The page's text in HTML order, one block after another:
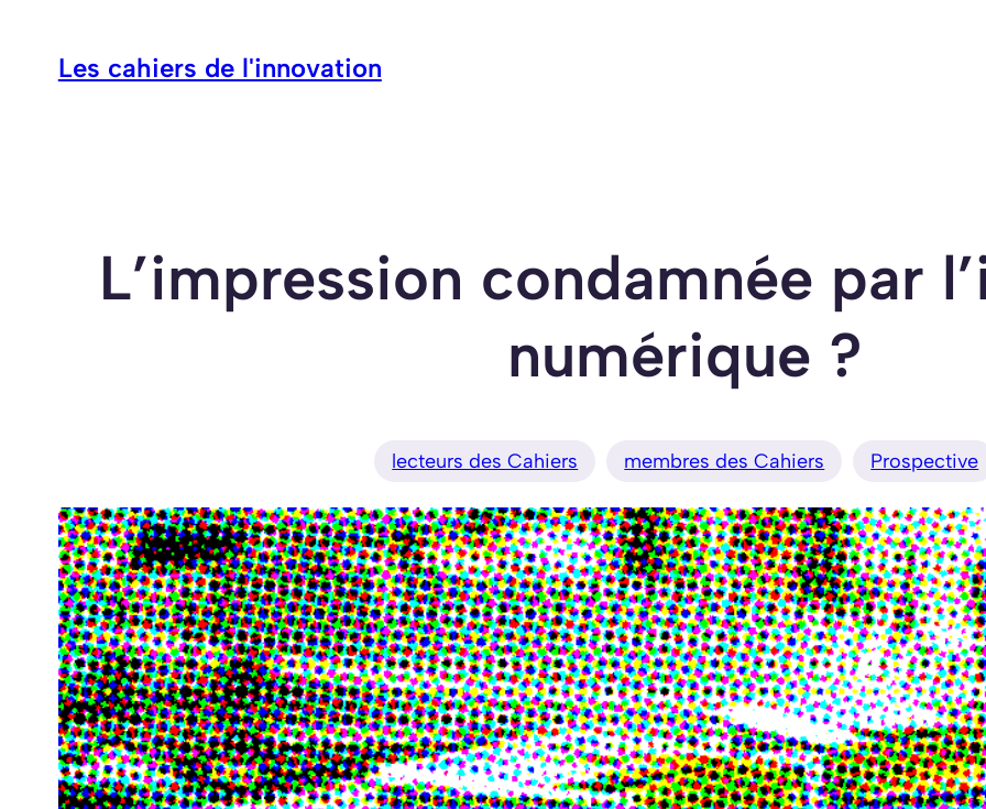
Les cahiers de l'innovation
L’impression condamnée par
numérique ?
lecteurs des Cahiers membres des Cahiers Prospective